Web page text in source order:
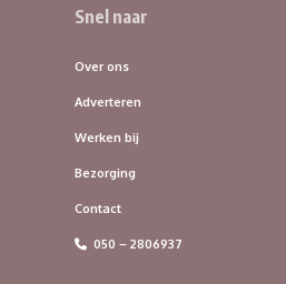
Snel naar
Over ons
Adverteren
Werken bij
Bezorging
Contact
050 – 2806937